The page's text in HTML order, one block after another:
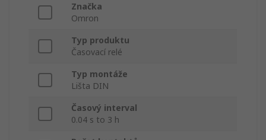
Značka
Omron
Typ produktu
Časovací relé
Typ montáže
Lišta DIN
Časový interval
0.04 s to 3 h